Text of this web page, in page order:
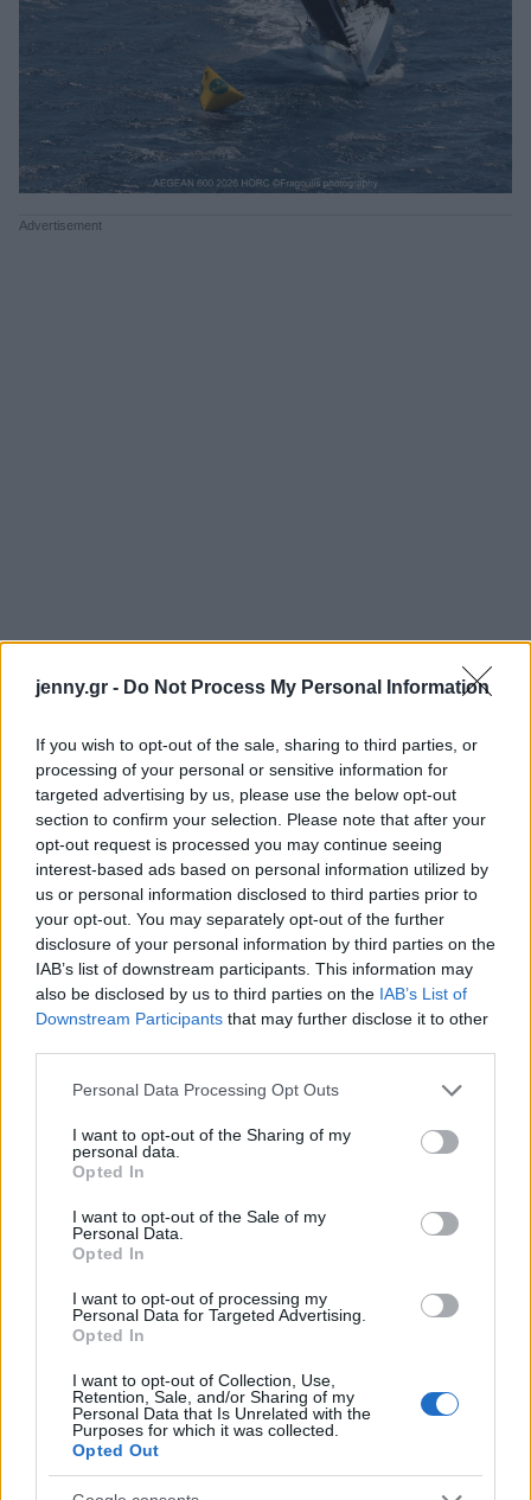
jenny.gr - Do Not Process My Personal Information
If you wish to opt-out of the sale, sharing to third parties, or
processing of your personal or sensitive information for
targeted advertising by us, please use the below opt-out
section to confirm your selection. Please note that after your
opt-out request is processed you may continue seeing
interest-based ads based on personal information utilized by
us or personal information disclosed to third parties prior to
your opt-out. You may separately opt-out of the further
disclosure of your personal information by third parties on the
IAB’s list of downstream participants. This information may
also be disclosed by us to third parties on the IAB’s List of
Downstream Participants that may further disclose it to other
Please note that this website/app uses one or more Google
not limited to your visit or usage behaviour. You may click to
grant or deny consent to Google and its third-party tags to
use your data for below specified purposes in below Google
consent section.
Personal Data Processing Opt Outs
I want to opt-out of the Sharing of my
personal data.
Opted In
I want to opt-out of the Sale of my
Personal Data.
Opted In
I want to opt-out of processing my
Personal Data for Targeted Advertising.
Opted In
I want to opt-out of Collection, Use,
Retention, Sale, and/or Sharing of my
Personal Data that Is Unrelated with the
Purposes for which it was collected.
Opted Out
Rolex και Ιστιοπλοΐα
αναγνωρίζοντας τη διαδρομή που διαμορφώνεται
μέσα από σημαντικούς σταθμούς, έντονα
συναισθήματα και στιγμές που καθορίζουν μία
πορεία πέρα από την κατάκτηση ενός τροπαίου.
Από τα τέλη της δεκαετίας του 1950, η Rolex
στηρίζει την αποφασιστικότητα και την αντοχή στην